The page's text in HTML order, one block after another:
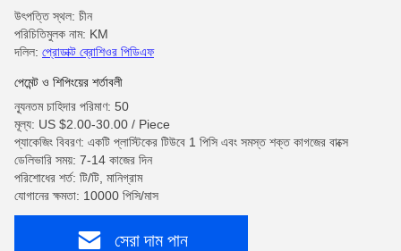
উৎপত্তি স্থল: চীন
পরিচিতিমুলক নাম: KM
দলিল: প্রোডাক্ট ব্রোশিওর পিডিএফ
পেমেন্ট ও শিপিংয়ের শর্তাবলী
ন্যূনতম চাহিদার পরিমাণ: 50
মূল্য: US $2.00-30.00 / Piece
প্যাকেজিং বিবরণ: একটি প্লাস্টিকের টিউবে 1 পিসি এবং সমস্ত শক্ত কাগজের বাক্সে
ডেলিভারি সময়: 7-14 কাজের দিন
পরিশোধের শর্ত: টি/টি, মানিগ্রাম
যোগানের ক্ষমতা: 10000 পিসি/মাস
সেরা দাম পান